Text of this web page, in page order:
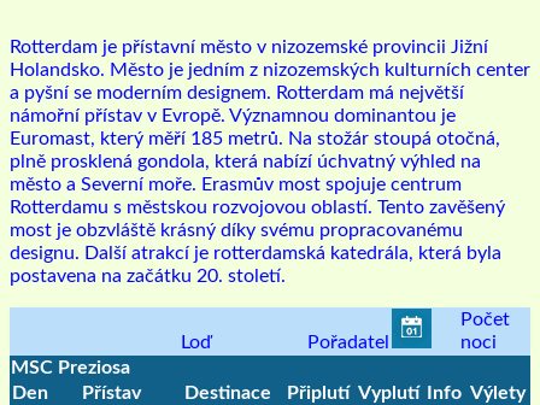
Rotterdam je přístavní město v nizozemské provincii Jižní
Holandsko. Město je jedním z nizozemských kulturních center
a pyšní se moderním designem. Rotterdam má největší
námořní přístav v Evropě. Významnou dominantou je
Euromast, který měří 185 metrů. Na stožár stoupá otočná,
plně prosklená gondola, která nabízí úchvatný výhled na
město a Severní moře. Erasmův most spojuje centrum
Rotterdamu s městskou rozvojovou oblastí. Tento zavěšený
most je obzvláště krásný díky svému propracovanému
designu. Další atrakcí je rotterdamská katedrála, která byla
postavena na začátku 20. století.
Loď Pořadatel
Počet
noci
MSC Preziosa
Den
Přístav Destinace Připlutí Vyplutí Info Výlety